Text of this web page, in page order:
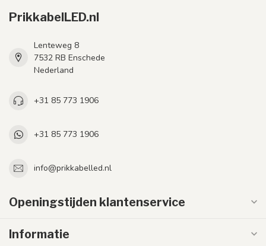
PrikkabelLED.nl
Lenteweg 8
7532 RB Enschede
Nederland
+31 85 773 1906
+31 85 773 1906
info@prikkabelled.nl
Openingstijden klantenservice
Informatie